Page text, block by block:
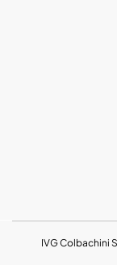
IVG Colbachini